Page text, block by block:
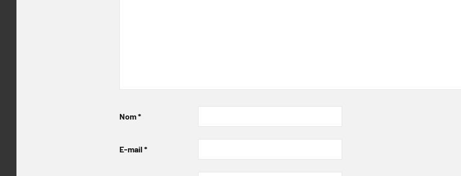
Nom*
E-mail *